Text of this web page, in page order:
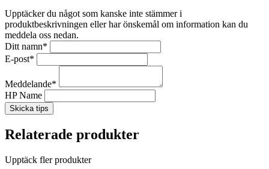
Upptäcker du något som kanske inte stämmer i
produktbeskrivningen eller har önskemål om information kan du
meddela oss nedan.
Ditt namn*
E-post*
Meddelande*
HP Name
Skicka tips
Relaterade produkter
Upptäck fler produkter